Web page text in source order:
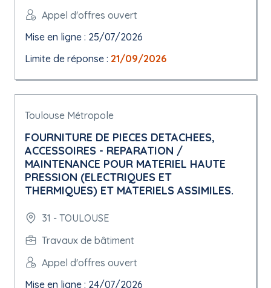
Appel d'offres ouvert
Mise en ligne : 25/07/2026
Limite de réponse : 21/09/2026
Toulouse Métropole
FOURNITURE DE PIECES DETACHEES,
ACCESSOIRES - REPARATION /
MAINTENANCE POUR MATERIEL HAUTE
PRESSION (ELECTRIQUES ET
THERMIQUES) ET MATERIELS ASSIMILES.
31 - TOULOUSE
Travaux de bâtiment
Appel d'offres ouvert
Mise en ligne : 24/07/2026